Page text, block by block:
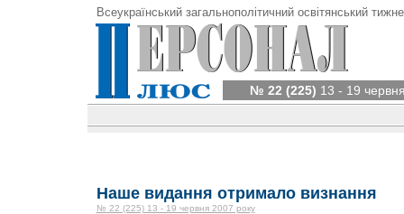
Всеукраїнський загальнополітичний освітянський
№ 22 (225) 13 - 19
Наше видання отримало визнання
№ 22 (225) 13 - 19 червня 2007 року